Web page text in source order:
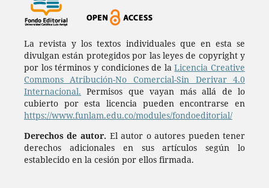
La revista y los textos individuales que en esta se
divulgan están protegidos por las leyes de copyright y
por los términos y condiciones de laLicencia Creative
Commons Atribución-No Comercial-Sin Derivar 4.0
Internacional. Permisos que vayan más allá de lo
cubierto por esta licencia pueden encontrarse en
https://www.funlam.edu.co/modules/fondoeditorial/
Derechos de autor. El autor o autores pueden tener
derechos adicionales en sus artículos según lo
establecido en la cesión por ellos firmada.